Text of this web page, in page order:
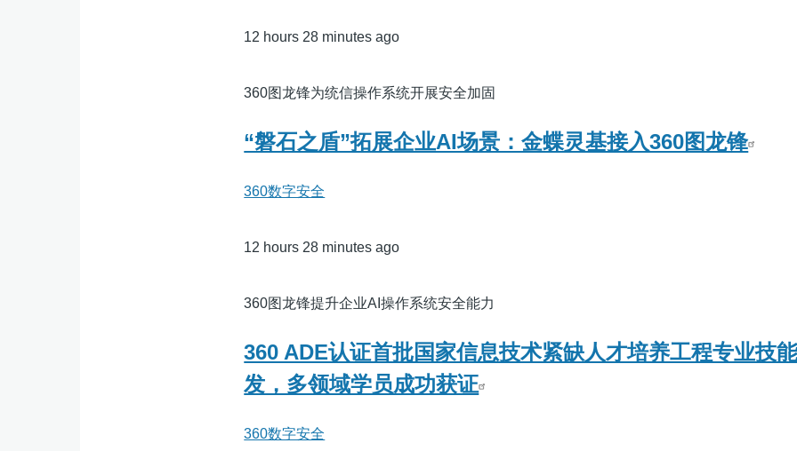
12 hours 28 minutes ago
360图龙锋为统信操作系统开展安全加固
“磐石之盾”拓展企业AI场景：金蝶灵基接入360图龙锋
360数字安全
12 hours 28 minutes ago
360图龙锋提升企业AI操作系统安全能力
360 ADE认证首批国家信息技术紧缺人才培养工程专业技
发，多领域学员成功获证
360数字安全